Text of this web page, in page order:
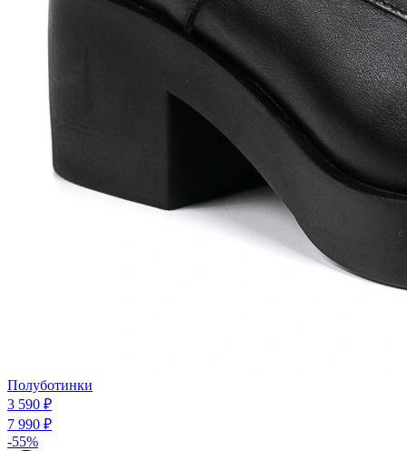
Полуботинки
3 590 ₽
7 990 ₽
-55%